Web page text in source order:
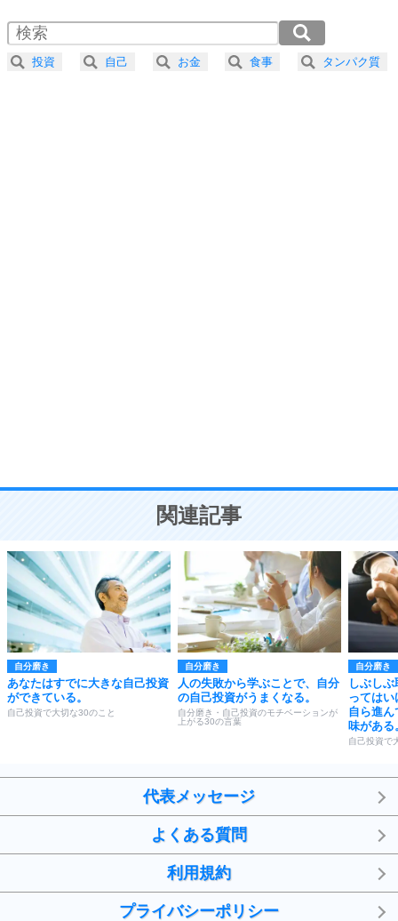
4 器の大きい人は、怒りを優しさで表現する。
プラス思考
ことが大切。
2.0倍速 （406KB 1分43秒）
2.5倍速 （325KB 1分22秒）
3.0倍速 （271KB 1分9秒）
投資 自己 お金 食事 タンパク質
関連記事
自分磨き
あなたはすでに大きな自己投資
ができている。
自己投資で大切な30のこと
自分磨き
人の失敗から学ぶことで、自分
の自己投資がうまくなる。
自分磨き・自己投資のモチベーションが
上がる30の言葉
自分磨き
しぶし
ってはい
自ら進
味がある
自己投資で
代表メッセージ
よくある質問
利用規約
プライバシーポリシー